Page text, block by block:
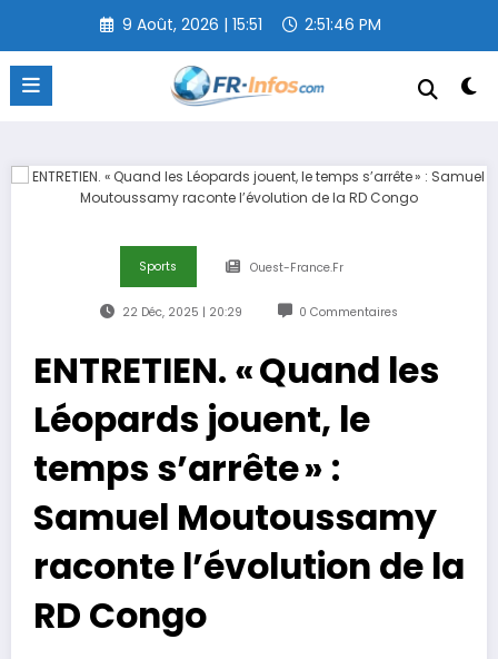
contenu
9 Août, 2026 | 15:51 2:51:46 PM
Sports Ouest-France.fr
22 Déc, 2025 | 20:29 0 Commentaires
ENTRETIEN. « Quand les
Léopards jouent, le
temps s’arrête » :
Samuel Moutoussamy
raconte l’évolution de la
RD Congo